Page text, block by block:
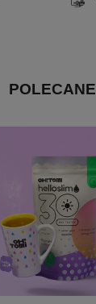
POLECANE